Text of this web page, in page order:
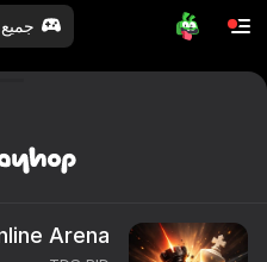
جميع
Arena